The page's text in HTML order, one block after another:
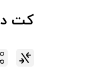
کت